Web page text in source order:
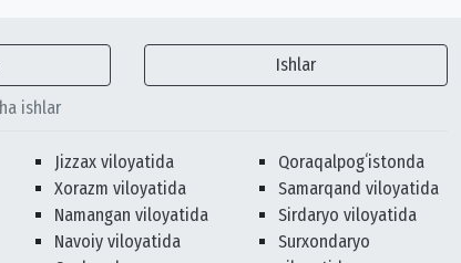
Ishlar
ishlar
Jizzax viloyatida
Xorazm viloyatida
Namangan viloyatida
Navoiy viloyatida
Qoraqalpogʻistonda
Samarqand viloyatida
Sirdaryo viloyatida
Surxondaryo